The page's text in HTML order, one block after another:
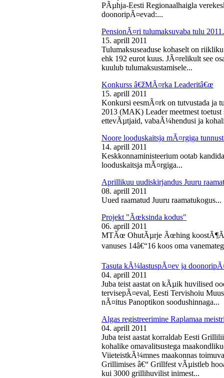
PÃµhja-Eesti Regionaalhaigla
doonoripÃ¤evad:...
PensionÃ¤ri tulumaksuvaba tulu
15. aprill 2011
Tulumaksuseaduse kohaselt on
ehk 192 eurot kuus. JÃ¤relikult see
kuulub tulumaksustamisele...
Konkurss â€žMÃ¤rka Leaderitâ€œ
15. aprill 2011
Konkursi eesmÃ¤rk on tutvustada ja
2013 (MAK) Leader meetmest
ettevÃµtjaid, vabaÃ¼hendusi ja
Noore looduskaitsja mÃ¤rgiga
14. aprill 2011
Keskkonnaministeerium ootab
looduskaitsja mÃ¤rgiga...
Aprillikuu uudiskirjandus Juuru
08. aprill 2011
Uued raamatud Juuru raamatukogus...
Projekt "Ãœksinda kodus"
06. aprill 2011
MTÃœ OhutÃµrje Ãœhing
vanuses 14â€“16 koos oma
Tasuta kÃ¼lastuspÃ¤ev ja
04. aprill 2011
Juba teist aastat on kÃµik huvilised
tervisepÃ¤eval, Eesti Tervishoiu
nÃ¤itus Panoptikon soodushinnaga...
Algas registreerimine Raplamaa
04. aprill 2011
Juba teist aastat korraldab Eesti
kohalike omavalitsustega
ViieteistkÃ¼mnes maakonnas
Grillimises â€“ Grillfest vÃµistleb
kui 3000 grillihuvilist inimest...